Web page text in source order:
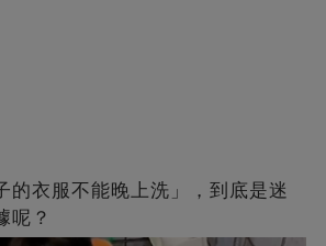
的衣服不能晚上洗」，到底是迷
呢？